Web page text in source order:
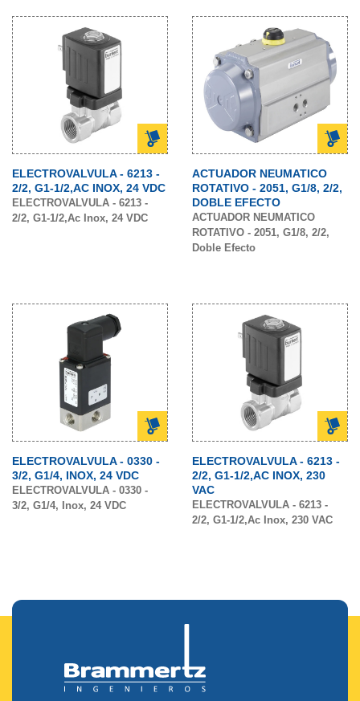
ELECTROVALVULA - 6213 -
2/2, G1-1/2,AC INOX, 24 VDC
ELECTROVALVULA - 6213 -
2/2, G1-1/2,Ac Inox, 24 VDC
ACTUADOR NEUMATICO
ROTATIVO - 2051, G1/8, 2/2,
DOBLE EFECTO
ACTUADOR NEUMATICO
ROTATIVO - 2051, G1/8, 2/2,
Doble Efecto
ELECTROVALVULA - 0330 -
3/2, G1/4, INOX, 24 VDC
ELECTROVALVULA - 0330 -
3/2, G1/4, Inox, 24 VDC
ELECTROVALVULA - 6213 -
2/2, G1-1/2,AC INOX, 230
VAC
ELECTROVALVULA - 6213 -
2/2, G1-1/2,Ac Inox, 230 VAC